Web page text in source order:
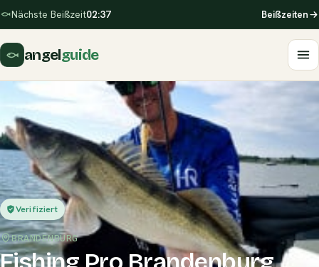
Nächste Beißzeit02:37 Beißzeiten
angelguide
Verifiziert
BRANDENBURG